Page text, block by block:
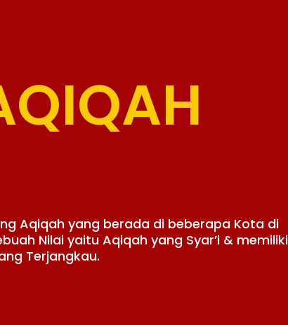
Aqiqah yang berada di beberapa Kota di
Nilai yaitu Aqiqah yang Syar’i & memiliki
Terjangkau.